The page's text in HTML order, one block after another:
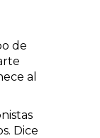
de
al
Dice